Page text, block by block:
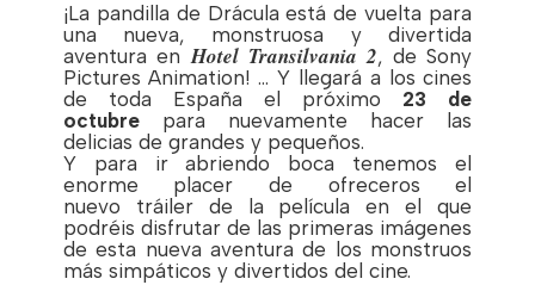
¡La pandilla de Drácula está de vuelta para
una nueva, monstruosa y divertida
aventura enHotel Transilvania 2, de Sony
Pictures Animation! … Y llegará a los cines
de toda España el próximo 23 de
octubrepara nuevamente hacer las
delicias de grandes y pequeños.
Y para ir abriendo boca tenemos el
enorme placer de ofreceros el
nuevo tráiler de la película en el que
podréis disfrutar de las primeras imágenes
de esta nueva aventura de los monstruos
más simpáticos y divertidos del cine.